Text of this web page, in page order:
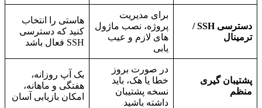
دسترسی SSH /
ترمینال
برای مدیریت
پروژه، نصب ماژول
های لازم و عیب
یابی
هاستی را انتخاب
کنید که دسترسی
SSH فعال باشد
پشتیبان گیری
منظم
در صورت بروز
خطا یا هک، باید
نسخه پشتیبان
داشته باشید
بک آپ روزانه،
هفتگی و ماهانه،
امکان بازیابی آسان